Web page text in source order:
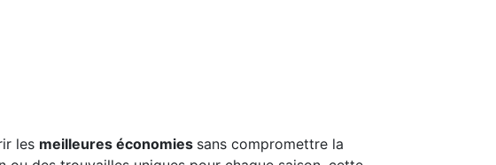
les meilleures économies sans compromettre la